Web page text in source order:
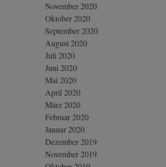
November 2020
Oktober 2020
September 2020
August 2020
Juli 2020
Juni 2020
Mai 2020
April 2020
März 2020
Februar 2020
Januar 2020
Dezember 2019
November 2019